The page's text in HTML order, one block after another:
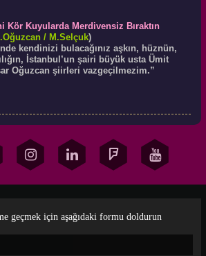
Kör Kuyularda Merdivensiz Bıraktın
Oğuzcan/ M.Selçuk)
kendinizi bulacağınız aşkın, hüznün,
İstanbul’un şairi büyük usta Ümit
Oğuzcan şiirleri vazgeçilmezim.”
geçmek için aşağıdaki formu doldurun